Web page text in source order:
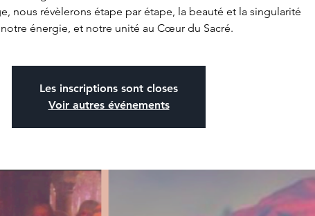
nous révèlerons étape par étape, la beauté et la singularité
énergie, et notre unité au Cœur du Sacré.
Les inscriptions sont closes
Voir autres événements